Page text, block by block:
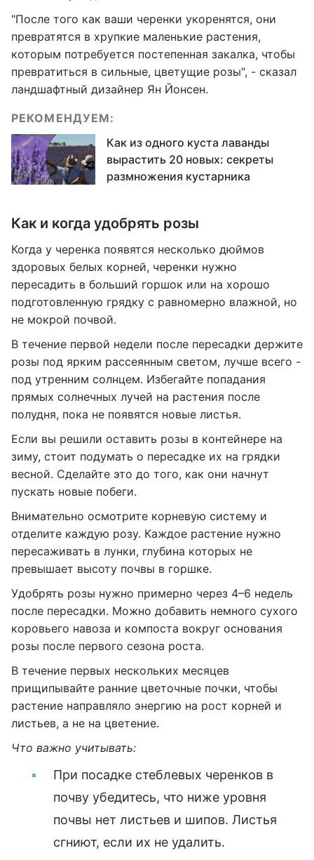
"После того как ваши черенки укоренятся, они
превратятся в хрупкие маленькие растения,
которым потребуется постепенная закалка, чтобы
превратиться в сильные, цветущие розы", - сказал
ландшафтный дизайнер Ян Йонсен.
РЕКОМЕНДУЕМ:
Как из одного куста лаванды
вырастить 20 новых: секреты
размножения кустарника
Как и когда удобрять розы
Когда у черенка появятся несколько дюймов
здоровых белых корней, черенки нужно
пересадить в больший горшок или на хорошо
подготовленную грядку с равномерно влажной, но
не мокрой почвой.
В течение первой недели после пересадки держите
розы под ярким рассеянным светом, лучше всего -
под утренним солнцем. Избегайте попадания
прямых солнечных лучей на растения после
полудня, пока не появятся новые листья.
Если вы решили оставить розы в контейнере на
зиму, стоит подумать о пересадке их на грядки
весной. Сделайте это до того, как они начнут
пускать новые побеги.
Внимательно осмотрите корневую систему и
отделите каждую розу. Каждое растение нужно
пересаживать в лунки, глубина которых не
превышает высоту почвы в горшке.
Удобрять розы нужно примерно через 4–6 недель
после пересадки. Можно добавить немного сухого
коровьего навоза и компоста вокруг основания
розы после первого сезона роста.
В течение первых нескольких месяцев
прищипывайте ранние цветочные почки, чтобы
растение направляло энергию на рост корней и
листьев, а не на цветение.
Что важно учитывать:
При посадке стеблевых черенков в
почву убедитесь, что ниже уровня
почвы нет листьев и шипов. Листья
сгниют, если их не удалить.